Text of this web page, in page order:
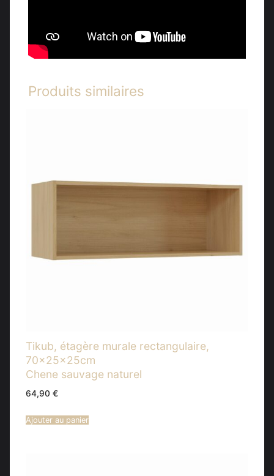
Produits similaires
Tikub, étagère murale rectangulaire,
70x25x25cm
Chene sauvage naturel
64,90 €
Ajouter au panier